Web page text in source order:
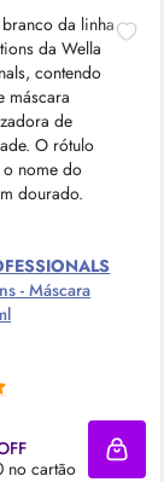
- Máscara
no cartão